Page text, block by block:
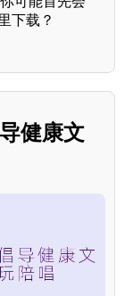
下载？
健康文